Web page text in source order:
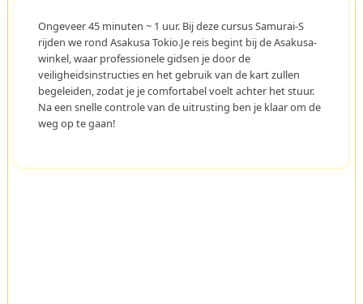
Ongeveer 45 minuten ~ 1 uur. Bij deze cursus Samurai-S
rijden we rond Asakusa Tokio.Je reis begint bij de Asakusa-
winkel, waar professionele gidsen je door de
veiligheidsinstructies en het gebruik van de kart zullen
begeleiden, zodat je je comfortabel voelt achter het stuur.
Na een snelle controle van de uitrusting ben je klaar om de
weg op te gaan!